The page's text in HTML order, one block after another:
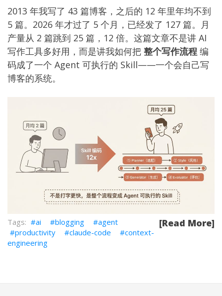
2013 年我写了 43 篇博客，之后的 12 年里年均不到
5 篇。2026 年才过了 5 个月，已经发了 127 篇。月
产量从 2 篇跳到 25 篇，12 倍。这篇文章不是讲 AI
写作工具多好用，而是讲我如何把 整个写作流程 编
码成了一个 Agent 可执行的 Skill——一个会自己写
博客的系统。
[Read More]
ai blogging
agent
productivity
claude-code
context-
engineering